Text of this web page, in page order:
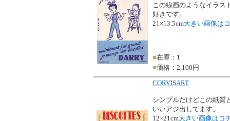
この線画のようなイラス
好きです。
21×13.5cm大きい画像は
■在庫：1
■価格：2,100円
CORVISART
シンプルだけどこの紙質
いいアジ出してます。
12×21cm大きい画像はコ